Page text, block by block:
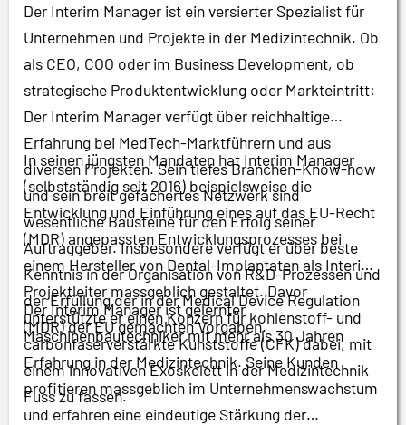
Der Interim Manager ist ein versierter Spezialist für
Unternehmen und Projekte in der Medizintechnik. Ob
als CEO, COO oder im Business Development, ob
strategische Produktentwicklung oder Markteintritt:
Der Interim Manager verfügt über reichhaltige
Erfahrung bei MedTech-Marktführern und aus
diversen Projekten. Sein tiefes Branchen-Know-how
und sein breit gefächertes Netzwerk sind
wesentliche Bausteine für den Erfolg seiner
Auftraggeber. Insbesondere verfügt er über beste
Kenntnis in der Organisation von R&D-Prozessen und
der Erfüllung der in der Medical Device Regulation
(MDR) der EU gemachten Vorgaben.
In seinen jüngsten Mandaten hat Interim Manager
(selbstständig seit 2016) beispielsweise die
Entwicklung und Einführung eines auf das EU-Recht
(MDR) angepassten Entwicklungsprozesses bei
einem Hersteller von Dental-Implantaten als Interim
Projektleiter massgeblich gestaltet. Davor
unterstützte er einen Konzern für kohlenstoff- und
carbonfaserverstärkte Kunststoffe (CFK) dabei, mit
einem innovativen Exoskelett in der Medizintechnik
Fuss zu fassen.
Der Interim Manager ist gelernter
Maschinenbautechniker mit mehr als 30 Jahren
Erfahrung in der Medizintechnik. Seine Kunden
profitieren massgeblich im Unternehmenswachstum
und erfahren eine eindeutige Stärkung der